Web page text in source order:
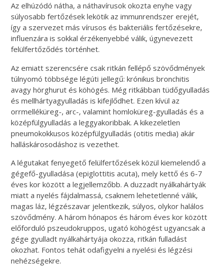
Az elhúzódó nátha, a náthavírusok okozta enyhe vagy
súlyosabb fertőzések lekötik az immunrendszer erejét,
így a szervezet más vírusos és bakteriális fertőzésekre,
influenzára is sokkal érzékenyebbé válik, úgynevezett
felülfertőződés történhet.
Az emiatt szerencsére csak ritkán fellépő szövődmények
túlnyomó többsége légúti jellegű: krónikus bronchitis
avagy hörghurut és köhögés. Még ritkábban tüdőgyulladás
és mellhártyagyulladás is kifejlődhet. Ezen kívül az
orrmelléküreg-, arc-, valamint homloküreg-gyulladás és a
középfülgyulladás a leggyakoribbak. A kikezeletlen
pneumokokkusos középfülgyulladás (otitis media) akár
halláskárosodáshoz is vezethet.
A légutakat fenyegető felülfertőzések közül kiemelendő a
gégefő-gyulladása (epiglottitis acuta), mely kettő és 6-7
éves kor között a legjellemzőbb. A duzzadt nyálkahártyák
miatt a nyelés fájdalmassá, csaknem lehetetlenné válik,
magas láz, légzészavar jelentkezik, súlyos, olykor halálos
szövődmény. A három hónapos és három éves kor között
előforduló pszeudokruppos, ugató köhögést ugyancsak a
gége gyulladt nyálkahártyája okozza, ritkán fulladást
okozhat. Fontos tehát odafigyelni a nyelési és légzési
nehézségekre.